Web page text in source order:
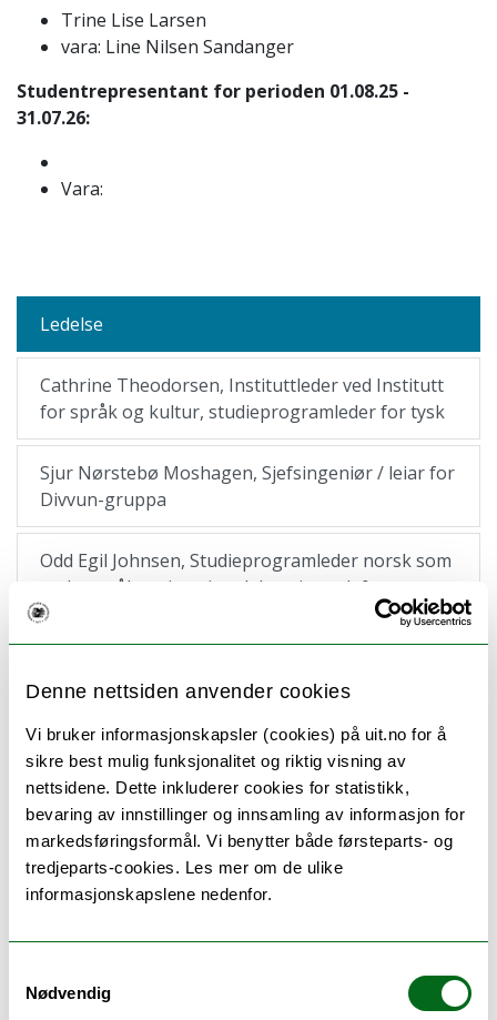
Denne nettsiden anvender cookies
Vi bruker informasjonskapsler (cookies) på uit.no for å
sikre best mulig funksjonalitet og riktig visning av
nettsidene. Dette inkluderer cookies for statistikk,
bevaring av innstillinger og innsamling av informasjon for
markedsføringsformål. Vi benytter både førsteparts- og
tredjeparts-cookies. Les mer om de ulike
informasjonskapslene nedenfor.
Nødvendig
Trine Lise Larsen
vara: Line Nilsen Sandanger
Studentrepresentant for perioden 01.08.25 -
31.07.26:
Vara:
Ledelse
Cathrine Theodorsen, Instituttleder ved Institutt
for språk og kultur, studieprogramleder for tysk
Sjur Nørstebø Moshagen, Sjefsingeniør / leiar for
Divvun-gruppa
Odd Egil Johnsen, Studieprogramleder norsk som
andrespråk, universitetslektor i norsk for
internasjonale studenter
(årsstudium, BA, MA og lektorutdanning),
førsteamanuensis spansk språkvitenskap
Mikko K. Heikkilä, Førstelektor i kvensk og finsk
språkvitenskap/Kväänin ja suomen kielitietheen
ensilektori; studieprogramleder/tutkinto-
ohjelman johtaja
Forskningsgruppeleder Worlding Northern Art
(WONA)